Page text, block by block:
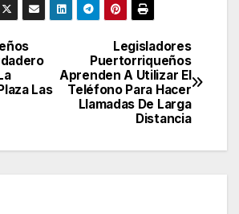
Legisladores
Puertorriqueños
Aprenden A Utilizar El
Teléfono Para Hacer
Llamadas De Larga
Distancia
Las